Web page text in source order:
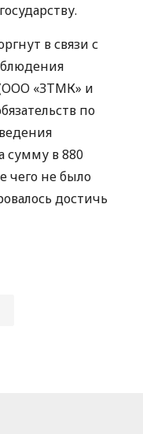
в связи с
«ЗТМК» и
по
сумму в 880
чего не было
достичь